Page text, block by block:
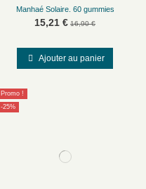
Manhaé Solaire. 60 gummies
15,21 € 16,90 €
Ajouter au panier
Promo !
-25%